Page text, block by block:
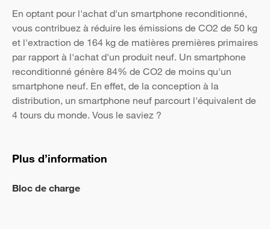
En optant pour l'achat d'un smartphone reconditionné,
vous contribuez à réduire les émissions de CO2 de 50 kg
et l'extraction de 164 kg de matières premières primaires
par rapport à l'achat d'un produit neuf. Un smartphone
reconditionné génère 84% de CO2 de moins qu'un
smartphone neuf. En effet, de la conception à la
distribution, un smartphone neuf parcourt l'équivalent de
4 tours du monde. Vous le saviez ?
Plus d’information
Bloc de charge